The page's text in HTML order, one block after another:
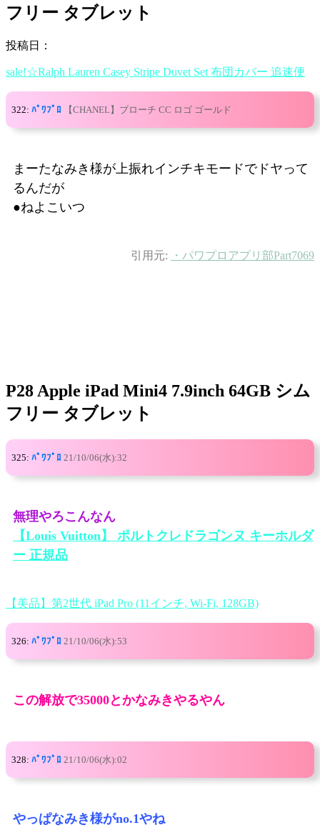
フリー タブレット
投稿日：
sale!☆Ralph Lauren Casey Stripe Duvet Set 布団カバー 追速便
322: ﾊﾟﾜﾌﾟﾛ 【CHANEL】ブローチ CC ロゴ ゴールド
まーたなみき様が上振れインチキモードでドヤって
るんだが
●ねよこいつ
引用元: ・パワプロアプリ部Part7069
P28 Apple iPad Mini4 7.9inch 64GB シム
フリー タブレット
325: ﾊﾟﾜﾌﾟﾛ 21/10/06(水):32
無理やろこんなん
【Louis Vuitton】 ポルトクレドラゴンヌ キーホルダ
ー 正規品
【美品】第2世代 iPad Pro (11インチ, Wi-Fi, 128GB)
326: ﾊﾟﾜﾌﾟﾛ 21/10/06(水):53
この解放で35000とかなみきやるやん
328: ﾊﾟﾜﾌﾟﾛ 21/10/06(水):02
やっぱなみき様がno.1やね